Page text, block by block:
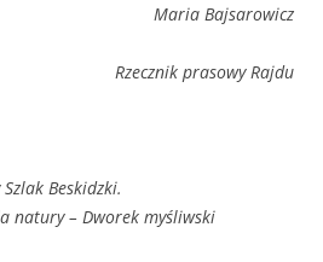
Maria Bajsarowicz
Rzecznik prasowy Rajdu
Beskidzki.
natury – Dworek myśliwski